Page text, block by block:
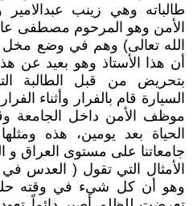
طالباته وهي زينب
الأمن وهو المرحوم مصطفى
الله تعالى) وهم في وضع مخل
أن هذا الأستاذ وهو بعيد عن
بتحريض من قبل الطالبة
السيارة قام بالفرار وأثناء
موظف الأمن داخل الجامعة
الحياة بعد يومين، هذه
جامعاتنا على مستوى العراق و
الأمثال التي تقول ( العدس
وهو أن كل شيء في وقته حلو